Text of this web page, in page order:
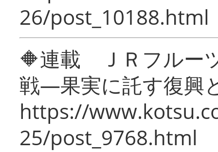
26/post_10188.html
🔶連載 ＪＲフルー
戦―果実に託す復興
https://
25/post_9768.html